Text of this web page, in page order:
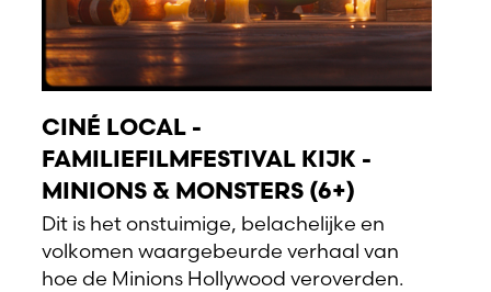
CINÉ LOCAL -
FAMILIEFILMFESTIVAL KIJK -
MINIONS & MONSTERS (6+)
Dit is het onstuimige, belachelijke en
volkomen waargebeurde verhaal van
hoe de Minions Hollywood veroverden.